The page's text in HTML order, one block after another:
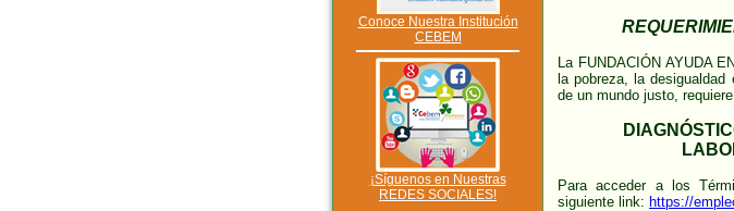
Conoce Nuestra Institución
CEBEM
¡Síguenos en Nuestras
REDES SOCIALES!
La FUNDACIÓN AYUDA
la pobreza, la
de un mundo justo,
Para acceder a los
siguiente link: https://